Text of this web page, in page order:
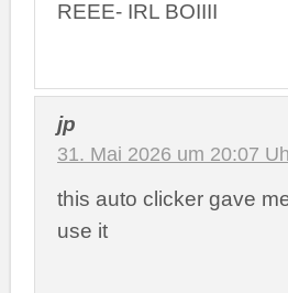
REEE- IRL BOIIII
jp
31. Mai 2026 um 20:07
this auto clicker gave
use it